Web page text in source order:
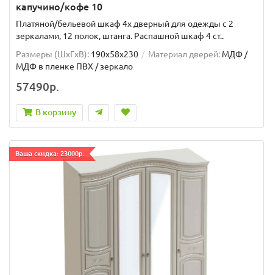
капучино/кофе 10
Платяной/бельевой шкаф 4х дверный для одежды с 2
зеркалами, 12 полок, штанга. Распашной шкаф 4 ст..
Размеры (ШxГxВ): 190x58x230 Материал дверей: МДФ /
МДФ в пленке ПВХ / зеркало
57490р.
В корзину
Ваша скидка: 23000р.